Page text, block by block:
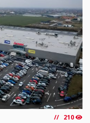
210